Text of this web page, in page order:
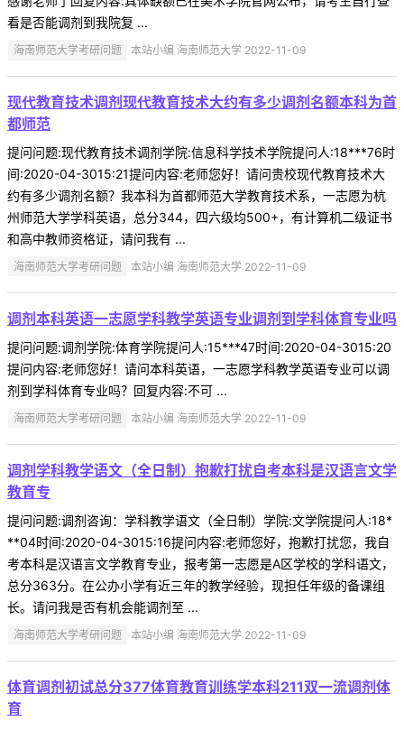
看是否能调剂到我院复 ...
海南师范大学考研问题 本站小编 海南师范大学 2022-11-09
现代教育技术调剂现代教育技术大约有多少调剂名额本科为首
都师范
提问问题:现代教育技术调剂学院:信息科学技术学院提问人:18***76时
间:2020-04-3015:21提问内容:老师您好！请问贵校现代教育技术大
约有多少调剂名额？我本科为首都师范大学教育技术系，一志愿为杭
州师范大学学科英语，总分344，四六级均500+，有计算机二级证书
和高中教师资格证，请问我有 ...
海南师范大学考研问题 本站小编 海南师范大学 2022-11-09
调剂本科英语一志愿学科教学英语专业调剂到学科体育专业吗
提问问题:调剂学院:体育学院提问人:15***47时间:2020-04-3015:20
提问内容:老师您好！请问本科英语，一志愿学科教学英语专业可以调
剂到学科体育专业吗？回复内容:不可 ...
海南师范大学考研问题 本站小编 海南师范大学 2022-11-09
调剂学科教学语文（全日制）抱歉打扰自考本科是汉语言文学
教育专
提问问题:调剂咨询：学科教学语文（全日制）学院:文学院提问人:18*
**04时间:2020-04-3015:16提问内容:老师您好，抱歉打扰您，我自
考本科是汉语言文学教育专业，报考第一志愿是A区学校的学科语文，
总分363分。在公办小学有近三年的教学经验，现担任年级的备课组
长。请问我是否有机会能调剂至 ...
海南师范大学考研问题 本站小编 海南师范大学 2022-11-09
体育调剂初试总分377体育教育训练学本科211双一流调剂体
育